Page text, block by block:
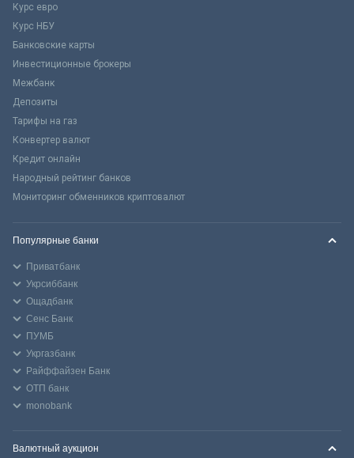
Курс евро
Курс НБУ
Банковские карты
Инвестиционные брокеры
Межбанк
Депозиты
Тарифы на газ
Конвертер валют
Кредит онлайн
Народный рейтинг банков
Мониторинг обменников криптовалют
Популярные банки
Приватбанк
Укрсиббанк
Ощадбанк
Сенс Банк
ПУМБ
Укргазбанк
Райффайзен Банк
ОТП банк
monobank
Валютный аукцион